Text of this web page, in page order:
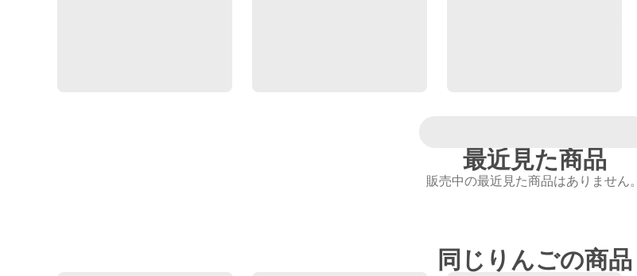
最近見た商品
販売中の最近見た商品はありません。
同じりんごの商品